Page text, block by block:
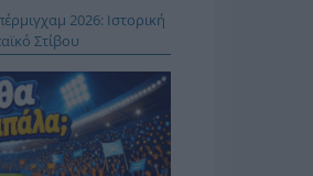
2026: Ιστορική
Στίβου